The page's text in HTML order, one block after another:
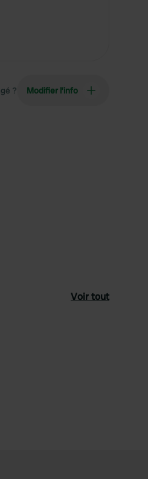
? Modifier l’info
Voir tout